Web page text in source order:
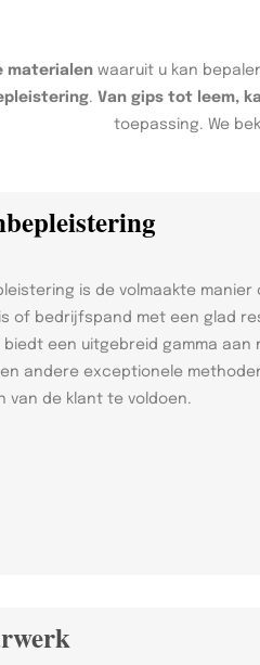
materialen waaruit u kan
. Van gips tot leem,
toepassing. We
is de volmaakte
of bedrijfspand met een glad
biedt een uitgebreid gamma
en andere exceptionele
van de klant te voldoen.